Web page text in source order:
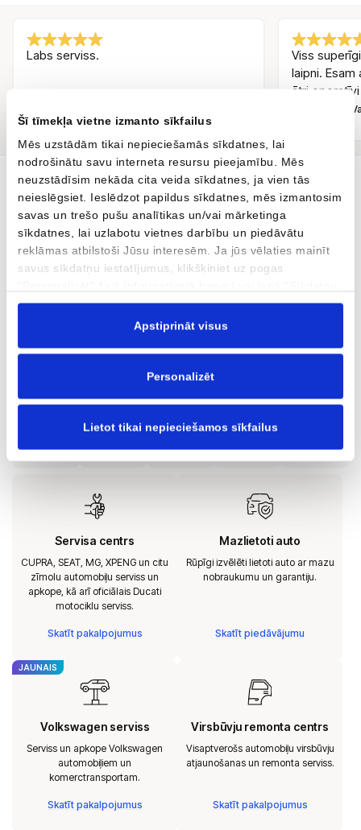
Šī tīmekļa vietne izmanto sīkfailus
Mēs uzstādām tikai nepieciešamās sīkdatnes, lai
nodrošinātu savu interneta resursu pieejamību. Mēs
neuzstādīsim nekāda cita veida sīkdatnes, ja vien tās
neieslēgsiet. Ieslēdzot papildus sīkdatnes, mēs izmantosim
savas un trešo pušu analītikas un/vai mārketinga
sīkdatnes, lai uzlabotu vietnes darbību un piedāvātu
reklāmas atbilstoši Jūsu interesēm. Ja jūs vēlaties mainīt
savus sīkdatņu iestatījumus, klikšķiniet uz pogas
politika". Vairāk informācijas par sīkdatnēm ir pieejama
šajā informatīvajā banerī un mūsu Sīkdatņu politikā.
Apstiprināt visus
Personalizēt
Lietot tikai nepieciešamos sīkfailus
Labs serviss.
Pirms 3 mēnešiem
Viss
laipni. Esam
ātri
Inguss
Tavs jaunais auto ir šeit
AUTOBRAVA Motors dīlercentrs, kas atrodas Kārļa Ulmaņa gatvē
96 un Krasta ielā 42, Rīgā, pārstāv automobiļu zīmolus CUPRA,
centri veic servisu un virsbūvju remontu jebkuram mūsdienu
automobilim. Tāpat piedāvājam rūpīgi atlasītu mazlietotu
Auto.
Servisa centrs
CUPRA, SEAT, MG, XPENG un citu
zīmolu automobiļu serviss un
apkope, kā arī oficiālais Ducati
motociklu serviss.
Skatīt pakalpojumus
Mazlietoti auto
Rūpīgi izvēlēti lietoti auto ar mazu
nobraukumu un garantiju.
Skatīt piedāvājumu
JAUNAIS
Volkswagen serviss
Serviss un apkope Volkswagen
automobiļiem un
komerctransportam.
Skatīt pakalpojumus
Virsbūvju remonta centrs
Visaptverošs automobiļu virsbūvju
atjaunošanas un remonta serviss.
Skatīt pakalpojumus